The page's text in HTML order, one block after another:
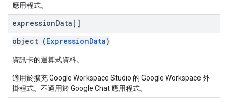
應用程式。
expressionData[]
object (ExpressionData)
資訊卡的運算式資料。
適用於擴充 Google Workspace Studio 的 Google Workspace 外
掛程式。不適用於 Google Chat 應用程式。